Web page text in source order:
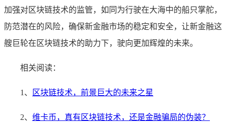
加强对区块链技术的监管，如同为行驶在大海中的船只掌舵，
防范潜在的风险，确保新金融市场的稳定和安全，让新金融这
艘巨轮在区块链技术的助力下，驶向更加辉煌的未来。
相关阅读：
1、 区块链技术，前景巨大的未来之星
2、 维卡币，真有区块链技术，还是金融骗局的伪装？